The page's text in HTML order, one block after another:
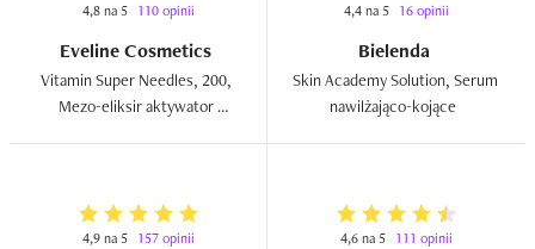
4,8 na 5 110 opinii
Eveline Cosmetics
Vitamin Super Needles, 200,
Mezo-eliksir aktywator
4,4 na 5 16 opinii
Bielenda
Skin Academy Solution, Serum
4,9 na 5 157 opinii 4,6 na 5 111 opinii